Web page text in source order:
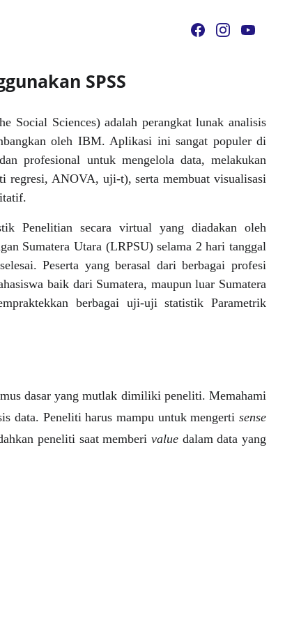
SPSS
Social Sciences) adalah perangkat lunak analisis
oleh IBM. Aplikasi ini sangat populer di
profesional untuk mengelola data, melakukan
regresi, ANOVA, uji-t), serta membuat visualisasi
Penelitian secara virtual yang diadakan oleh
Sumatera Utara (LRPSU) selama 2 hari tanggal
⁣Peserta yang berasal dari berbagai profesi
baik dari Sumatera, maupun luar Sumatera
berbagai uji-uji statistik Parametrik
dasar yang mutlak dimiliki peneliti. Memahami
data. Peneliti harus mampu untuk mengerti sense
peneliti saat memberi valuedalam data yang